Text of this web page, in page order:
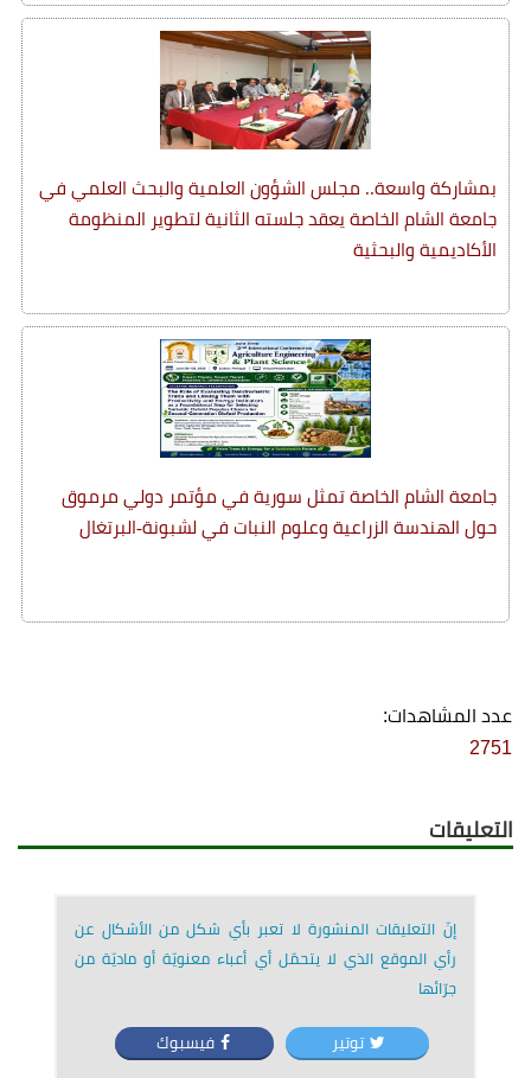
بمشاركة واسعة.. مجلس الشؤون العلمية والبحث العلمي في
جامعة الشام الخاصة يعقد جلسته الثانية لتطوير المنظومة
الأكاديمية والبحثية
جامعة الشام الخاصة تمثل سورية في مؤتمر دولي مرموق
حول الهندسة الزراعية وعلوم النبات في لشبونة-البرتغال
عدد المشاهدات:
2751
التعليقات
إنّ التعليقات المنشورة لا تعبر بأي شكل من الأشكال عن
رأي الموقع الذي لا يتحمّل أي أعباء معنويّة أو ماديّة من
جرّائها
توتير فيسبوك